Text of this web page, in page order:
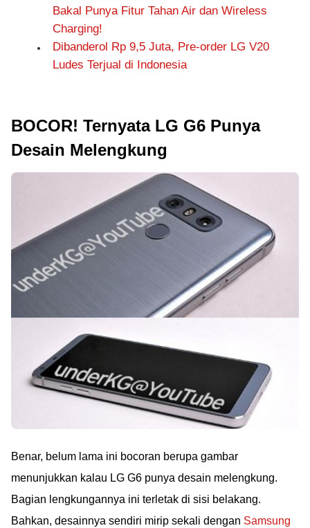
Bakal Punya Fitur Tahan Air dan Wireless
Charging!
Dibanderol Rp 9,5 Juta, Pre-order LG V20
Ludes Terjual di Indonesia
BOCOR! Ternyata LG G6 Punya
Desain Melengkung
Benar, belum lama ini bocoran berupa gambar
menunjukkan kalau LG G6 punya desain melengkung.
Bagian lengkungannya ini terletak di sisi belakang.
Bahkan, desainnya sendiri mirip sekali dengan Samsung